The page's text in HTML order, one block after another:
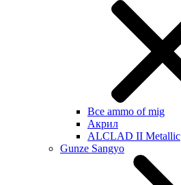
Все ammo of mig
Акрил
ALCLAD II Metallic
Gunze Sangyo